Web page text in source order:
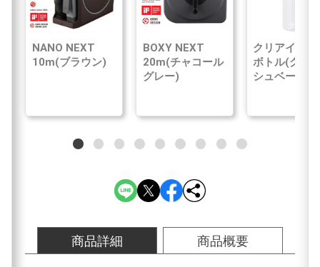
NANO NEXT
10m(ブラウン)
BOXY NEXT
20m(チャコール
グレー)
クリアイン浄
ボトル(グレ
シュベージ
商品詳細 商品概要